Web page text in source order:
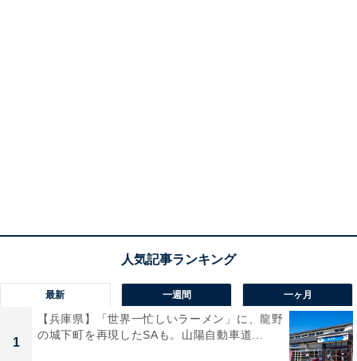
最新 一週間 一ヶ月
1
【兵庫県】「世界一忙しいラーメン」に、龍野
の城下町を再現したSAも。山陽自動車道...